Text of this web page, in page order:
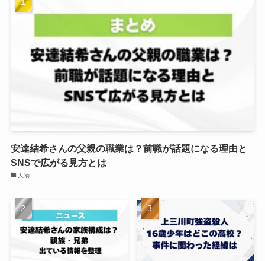
安達結希さんの父親の職業は？前職が話題になる理由と
SNSで広がる見方とは
人物